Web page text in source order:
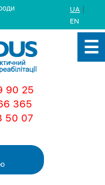
UA |
EN
90 25
365
50 07